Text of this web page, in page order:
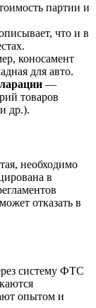
партии и
что и в
коносамент
для авто.
—
товаров
др.).
необходимо
в
отказать в
систему ФТС
опытом и